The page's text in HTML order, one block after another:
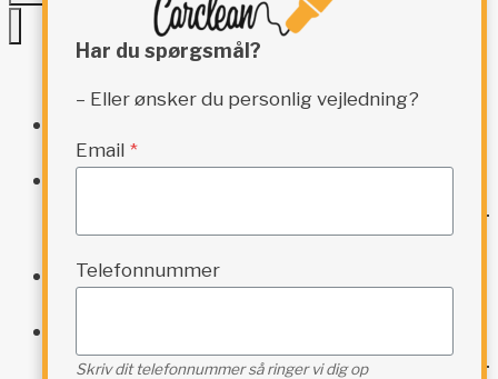
Har du spørgsmål?
– Eller ønsker du personlig vejledning?
Email *
Telefonnummer
Skriv dit telefonnummer så ringer vi dig op
TOGGLE
PPF / Stenslagsfolie
MENU